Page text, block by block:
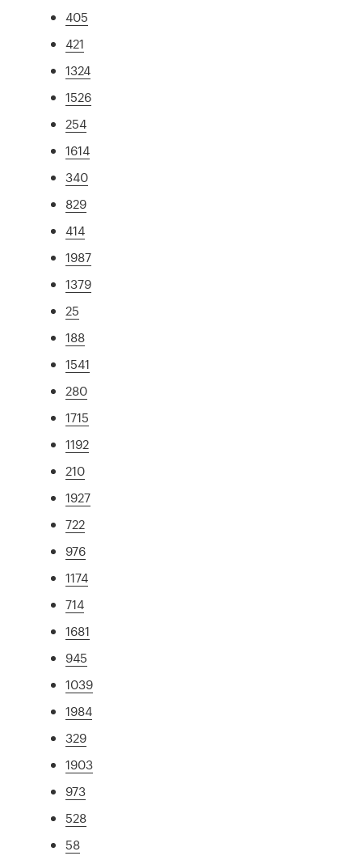
405
421
1324
1526
254
1614
340
829
414
1987
1379
25
188
1541
280
1715
1192
210
1927
722
976
1174
714
1681
945
1039
1984
329
1903
973
528
58